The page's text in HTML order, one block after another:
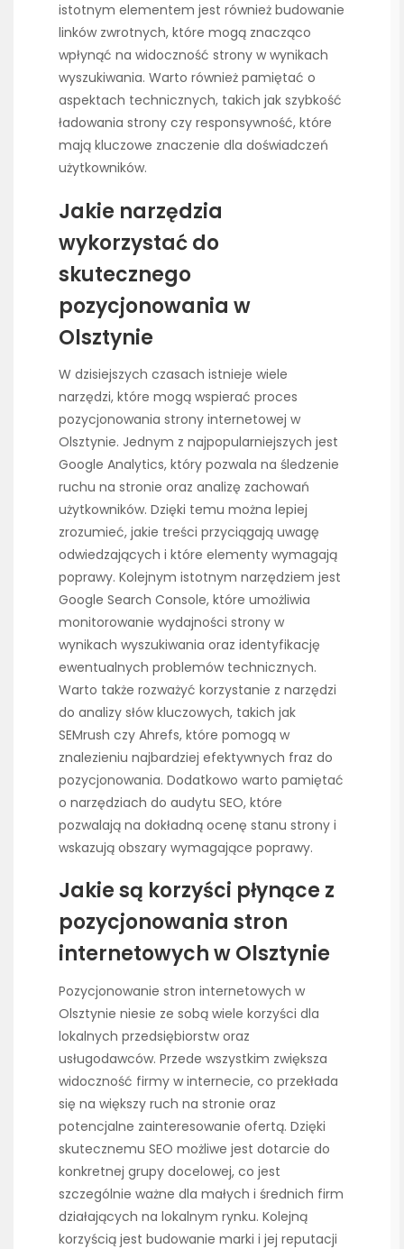
istotnym elementem jest również budowanie
linków zwrotnych, które mogą znacząco
wpłynąć na widoczność strony w wynikach
wyszukiwania. Warto również pamiętać o
aspektach technicznych, takich jak szybkość
ładowania strony czy responsywność, które
mają kluczowe znaczenie dla doświadczeń
użytkowników.
Jakie narzędzia
wykorzystać do
skutecznego
pozycjonowania w
Olsztynie
W dzisiejszych czasach istnieje wiele
narzędzi, które mogą wspierać proces
pozycjonowania strony internetowej w
Olsztynie. Jednym z najpopularniejszych jest
Google Analytics, który pozwala na śledzenie
ruchu na stronie oraz analizę zachowań
użytkowników. Dzięki temu można lepiej
zrozumieć, jakie treści przyciągają uwagę
odwiedzających i które elementy wymagają
poprawy. Kolejnym istotnym narzędziem jest
Google Search Console, które umożliwia
monitorowanie wydajności strony w
wynikach wyszukiwania oraz identyfikację
ewentualnych problemów technicznych.
Warto także rozważyć korzystanie z narzędzi
do analizy słów kluczowych, takich jak
SEMrush czy Ahrefs, które pomogą w
znalezieniu najbardziej efektywnych fraz do
pozycjonowania. Dodatkowo warto pamiętać
o narzędziach do audytu SEO, które
pozwalają na dokładną ocenę stanu strony i
wskazują obszary wymagające poprawy.
Jakie są korzyści płynące z
pozycjonowania stron
internetowych w Olsztynie
Pozycjonowanie stron internetowych w
Olsztynie niesie ze sobą wiele korzyści dla
lokalnych przedsiębiorstw oraz
usługodawców. Przede wszystkim zwiększa
widoczność firmy w internecie, co przekłada
się na większy ruch na stronie oraz
potencjalne zainteresowanie ofertą. Dzięki
skutecznemu SEO możliwe jest dotarcie do
konkretnej grupy docelowej, co jest
szczególnie ważne dla małych i średnich firm
działających na lokalnym rynku. Kolejną
korzyścią jest budowanie marki i jej reputacji